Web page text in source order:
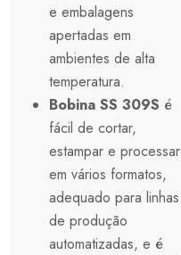
e embalagens
apertadas em
ambientes de alta
temperatura.
Bobina SS 309S é
fácil de cortar,
estampar e processar
em vários formatos,
adequado para linhas
de produção
automatizadas, e é